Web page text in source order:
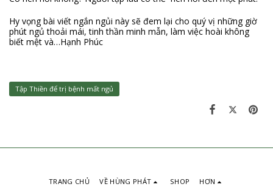
Hy vọng bài viết ngắn ngủi này sẽ đem lại cho quý vị những giờ
phút ngủ thoải mái, tinh thần minh mẫn, làm việc hoài không
biết mệt và…Hạnh Phúc
Tập Thiền để trị bệnh mất ngủ
TRANG CHỦ VỀ HÙNG PHÁT SHOP HƠN